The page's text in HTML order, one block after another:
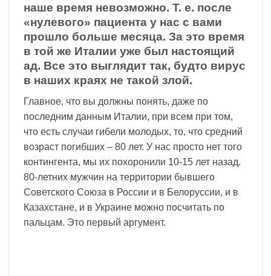
наше время невозможно. Т. е. после
«нулевого» пациента у нас с вами
прошло больше месяца. За это время
в той же Италии уже был настоящий
ад. Все это выглядит так, будто вирус
в наших краях не такой злой.
Главное, что вы должны понять, даже по
последним данным Италии, при всем при том,
что есть случаи гибели молодых, то, что средний
возраст погибших – 80 лет. У нас просто нет того
контингента, мы их похоронили 10-15 лет назад.
80-летних мужчин на территории бывшего
Советского Союза в России и в Белоруссии, и в
Казахстане, и в Украине можно посчитать по
пальцам. Это первый аргумент.